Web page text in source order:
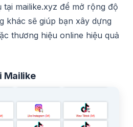
tại mailike.xyz để mở rộng độ
khác sẽ giúp bạn xây dựng
thương hiệu online hiệu quả
Mailike